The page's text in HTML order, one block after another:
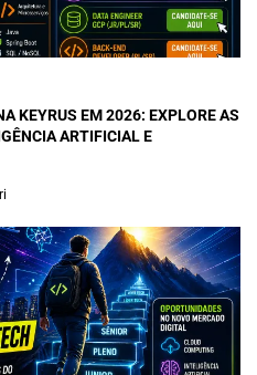
KEYRUS EM 2026: EXPLORE AS
ARTIFICIAL E